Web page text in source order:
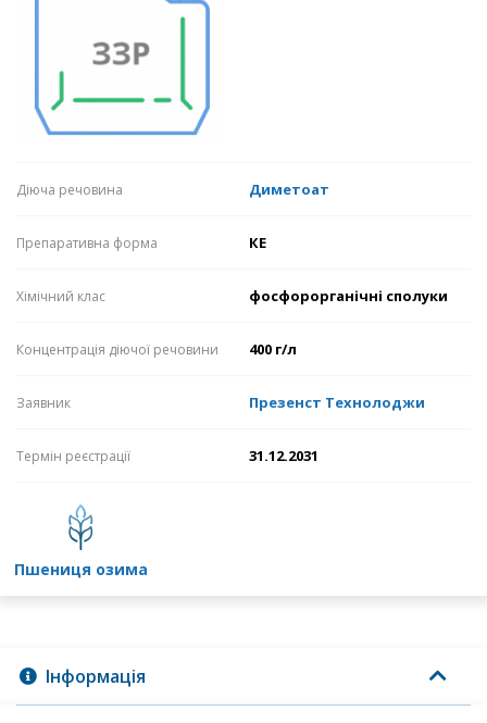
Діюча речовина Диметоат
Препаративна форма КЕ
Хімічний клас фосфорорганічні сполуки
Концентрація діючої речовини 400 г/л
Заявник Презенст Технолоджи
Термін реєстрації 31.12.2031
пшениця озима
Інформація